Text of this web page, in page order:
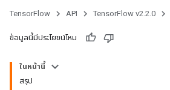
TensorFlow API TensorFlow v2.2.0
ข้อมูลนี้มีประโยชน์ไหม
ในหน้านี้
สรุป